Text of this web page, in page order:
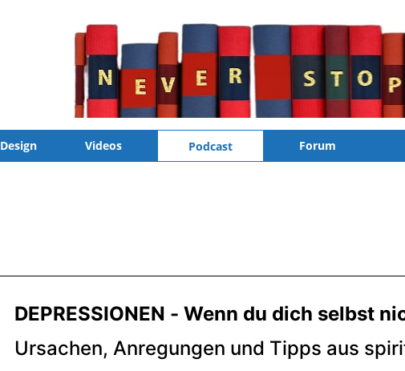
Videos Podcast Forum